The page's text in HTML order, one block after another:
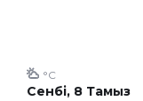
Сенбі, 8 Тамыз
°C